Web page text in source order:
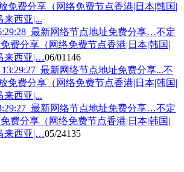
最新网络节点地址免费分享…不定
费分享（网络免费节点香港|日本|韩国|
来西亚|…06/01 146
最新网络节点地址免费分享…不定
费分享（网络免费节点香港|日本|韩国|
来西亚|…05/24135